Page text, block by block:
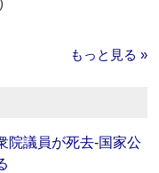
もっと見る »
院議員が死去‐国家公